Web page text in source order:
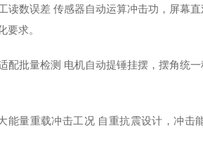
读数误差 传感器自动运算冲击功，屏幕
要求。
配批量检测 电机自动提锤挂摆，摆角统
能量重载冲击工况 自重抗震设计，冲